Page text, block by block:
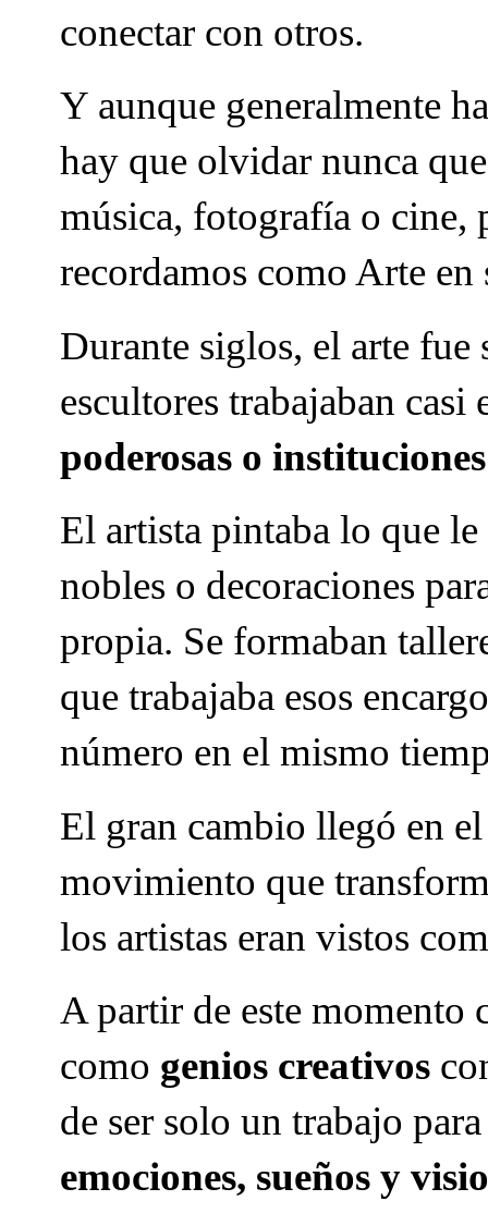
conectar con otros.
Y aunque generalmente
hay que olvidar nunca
música, fotografía o cine,
recordamos como Arte
Durante siglos, el arte
escultores trabajaban
poderosas o
El artista pintaba lo que
nobles o decoraciones
propia. Se formaban
que trabajaba esos
número en el mismo
El gran cambio llegó en
movimiento que
los artistas eran vistos
A partir de este momento
como genios creativos
de ser solo un trabajo
emociones, sueños y